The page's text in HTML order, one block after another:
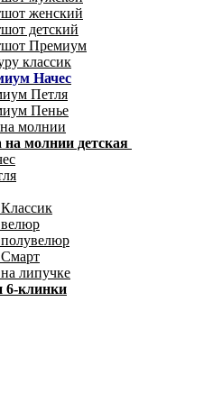
женский
детский
Премиум
классик
Начес
Петля
Пенье
молнии
на молнии детская
липучке
6-клинки